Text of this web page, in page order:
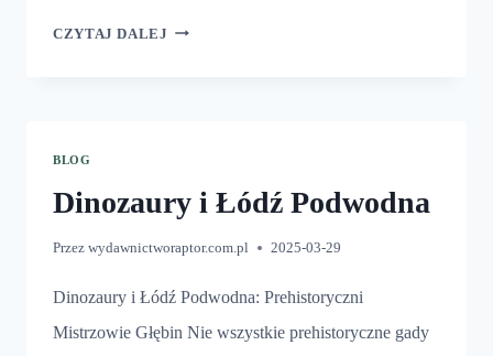
CZYTAJ DALEJ PIERWSZY
BLOG
Dinozaury i Łódź Podwodna
Przez wydawnictworaptor.com.pl 2025-03-29
Dinozaury i Łódź Podwodna: Prehistoryczni
Mistrzowie Głębin Nie wszystkie prehistoryczne gady